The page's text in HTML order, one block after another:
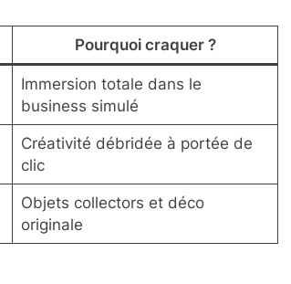
Pourquoi craquer ?
Immersion totale dans le
business simulé
Créativité débridée à portée de
clic
Objets collectors et déco
originale